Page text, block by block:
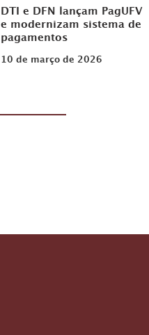
DTI e DFN lançam PagUFV
e modernizam sistema de
pagamentos
10 de março de 2026